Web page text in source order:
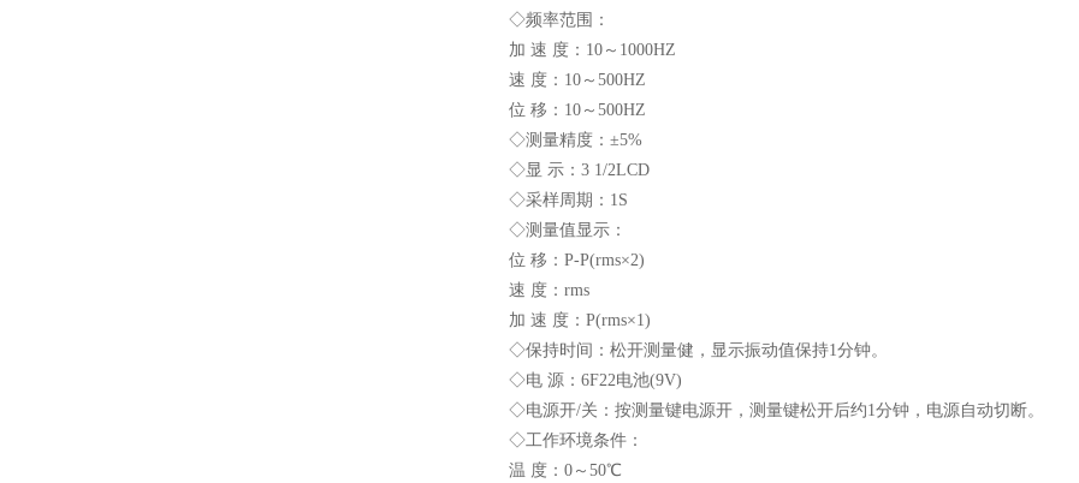
◇频率范围：
加 速 度：10～1000HZ
速 度：10～500HZ
位 移：10～500HZ
◇测量精度：±5%
◇显 示：3 1/2LCD
◇采样周期：1S
◇测量值显示：
位 移：P-P(rms×2)
速 度：rms
加 速 度：P(rms×1)
◇保持时间：松开测量健，显示振动值保持1分钟。
◇电 源：6F22电池(9V)
◇电源开/关：按测量键电源开，测量键松开后约1分钟，电源自动切断。
◇工作环境条件：
温 度：0～50℃